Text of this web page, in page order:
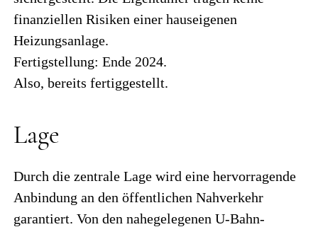
finanziellen Risiken einer hauseigenen
Heizungsanlage.
Fertigstellung: Ende 2024.
Also, bereits fertiggestellt.
Lage
Durch die zentrale Lage wird eine hervorragende
Anbindung an den öffentlichen Nahverkehr
garantiert. Von den nahegelegenen U-Bahn-